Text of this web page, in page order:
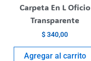
Carpeta En L Oficio
Transparente
$340,00
Agregar al carrito